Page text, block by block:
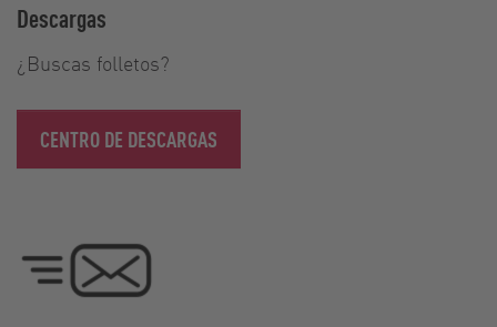
Descargas
¿Buscas folletos?
CENTRO DE DESCARGAS